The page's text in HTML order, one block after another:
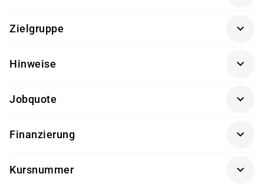
folgende Vorkenntnisse mitbringen:
hilfreich, aber keine Bedingung
Zielgruppe
Systemadministratoren/-innen und Gestalter/-innen
Hinweise
Jobquote
Finanzierung
Kursnummer